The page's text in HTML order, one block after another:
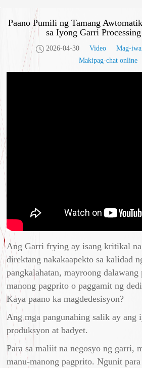
Paano Pumili ng Tamang
sa Iyong Garri
2026-04-30 Video
Mag-
Makipag-chat online
Ang Garri frying ay isang kritikal na
direktang nakakaapekto sa kalidad
pangkalahatan, mayroong dalawang
manong pagprito o paggamit ng
Kaya paano ka magdedesisyon?
Ang mga pangunahing salik ay ang
produksyon at badyet.
Para sa maliit na negosyo ng garri,
manu-manong pagprito. Ngunit